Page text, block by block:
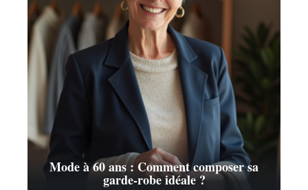
Mode à 60 ans : Comment composer sa
garde-robe idéale ?